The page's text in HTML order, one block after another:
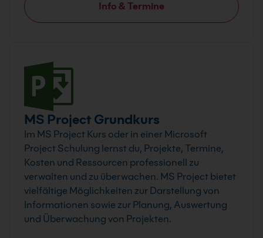
Info & Termine
MS Project Grundkurs
Im MS Project Kurs oder in einer Microsoft
Project Schulung lernst du, Projekte, Termine,
Kosten und Ressourcen professionell zu
verwalten und zu überwachen. MS Project bietet
vielfältige Möglichkeiten zur Darstellung von
Informationen sowie zur Planung, Auswertung
und Überwachung von Projekten.